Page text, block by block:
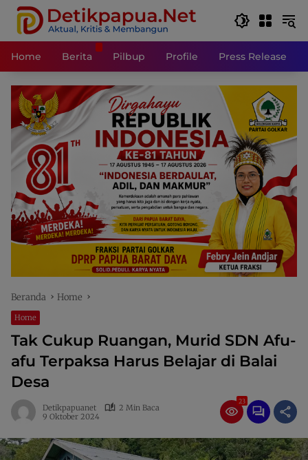
Langsung
konten
Home
Berita Pilbup Profile Press Release
Beranda Home
Home
Tak Cukup Ruangan, Murid SDN Afu-
afu Terpaksa Harus Belajar di Balai
Desa
Detikpapuanet
2 Min Baca
9 Oktober 2024
23